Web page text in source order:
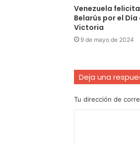
Venezuela felicita
Belarús por el Día
Victoria
9 de mayo de 2024
Deja una
Tu dirección de